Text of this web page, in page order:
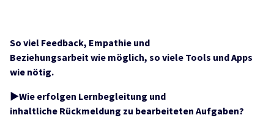
So viel Feedback, Empathie und
Beziehungsarbeit wie möglich, so viele Tools und Apps
wie nötig.
►Wie erfolgen Lernbegleitung und
inhaltliche Rückmeldung zu bearbeiteten Aufgaben?